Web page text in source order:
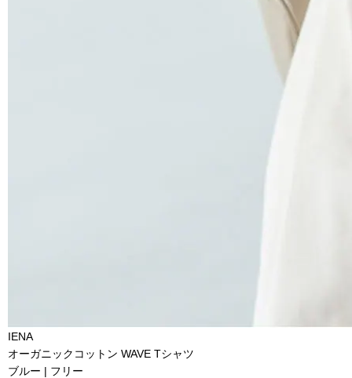
IENA
オーガニックコットン WAVE Tシャツ
ブルー | フリー